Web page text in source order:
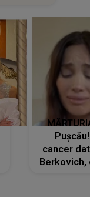
cancer
Berkovich,